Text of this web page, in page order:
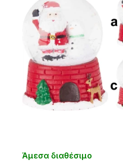
Άμεσα διαθέσιμο